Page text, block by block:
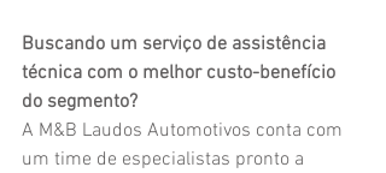
Buscando um serviço de assistência
técnica com o melhor custo-benefício
do segmento?
A M&B Laudos Automotivos conta com
um time de especialistas pronto a